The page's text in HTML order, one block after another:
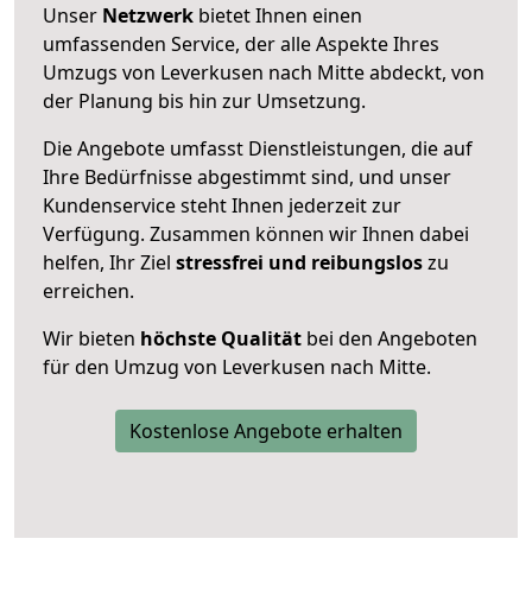
Unser Netzwerk bietet Ihnen einen
umfassenden Service, der alle Aspekte Ihres
Umzugs von Leverkusen nach Mitte abdeckt, von
der Planung bis hin zur Umsetzung.
Die Angebote umfasst Dienstleistungen, die auf
Ihre Bedürfnisse abgestimmt sind, und unser
Kundenservice steht Ihnen jederzeit zur
Verfügung. Zusammen können wir Ihnen dabei
helfen, Ihr Ziel stressfrei und reibungsloszu
erreichen.
Wir bieten höchste Qualität bei den Angeboten
für den Umzug von Leverkusen nach Mitte.
Kostenlose Angebote erhalten